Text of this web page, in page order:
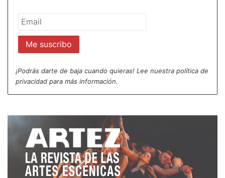
¡Podrás darte de baja cuando quieras! Lee nuestra política de
privacidad para más información.